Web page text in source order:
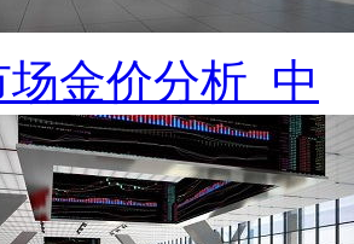
金价分析_中